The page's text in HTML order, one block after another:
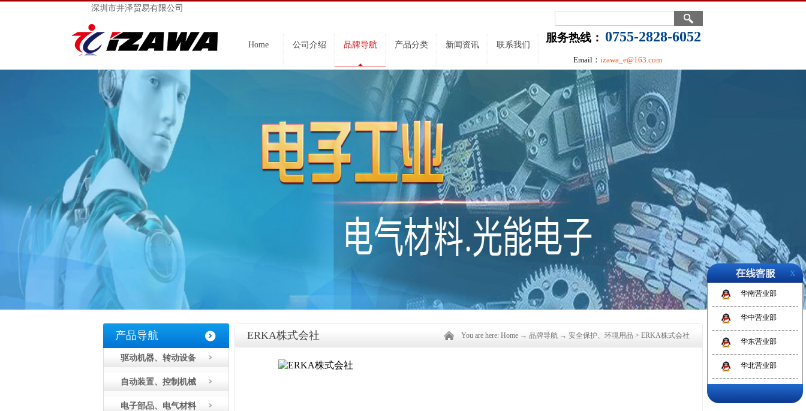
深圳市井泽贸易有限公司
服务热线： 0755-2828-6052
Email： izawa_e@163.com
Home 公司介绍 品牌导航 产品分类 新闻资讯 联系我们
1
产品导航
驱动机器、转动设备
自动装置、控制机械
电子部品、电气材料
ERKA株式会社 You are here: Home → 品牌导航 → 安全保护、环境用品 > ERKA株式会社
X
华南营业部
华中营业部
华东营业部
华北营业部